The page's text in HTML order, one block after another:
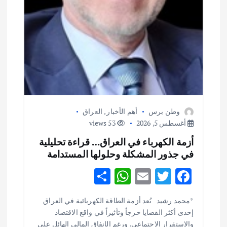
وطن برس أهم الأخبار , العراق
أغسطس 5, 2026
53 views
أزمة الكهرباء في العراق… قراءة تحليلية
في جذور المشكلة وحلولها المستدامة
F
e
T
w
it
E
m
ai
W
h
at
S
h
ar
*محمد رشيد تُعد أزمة الطاقة الكهربائية في العراق
إحدى أكثر القضايا حرجاً وتأثيراً في واقع الاقتصاد
والاستقرار الاجتماعي. ورغم الإنفاق المالي الهائل على
اختتام ورشة السينوغرافيا في مدينة كلباء الاماراتية
أغسطس 3, 2026